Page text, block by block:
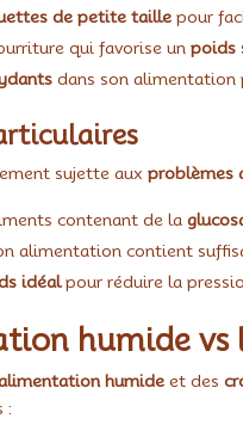
de petite taille pour
qui favorise unpoids
dans son alimentation
sujette auxproblèmes
contenant de la
alimentation contient
idéalpour réduire la
humide vs
humide et des
: